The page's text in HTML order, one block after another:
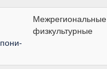
Межрегиональные
физкультурные